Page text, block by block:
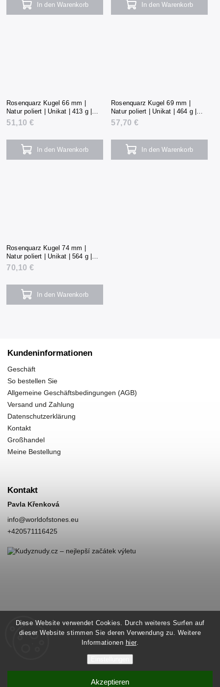
Diese Website verwendet Cookies. Durch weiteres Surfen auf
dieser Website stimmen Sie deren Verwendung zu. Weitere
Informationen hier.
Akzeptieren
In den Warenkorb In den Warenkorb
Rosenquarz Kugel 66 mm |
Natur poliert | Unikat | 413 g |
Madagaskar
51,10 €
In den Warenkorb
Rosenquarz Kugel 69 mm |
Natur poliert | Unikat | 464 g |
Madagaskar
57,70 €
In den Warenkorb
Rosenquarz Kugel 74 mm |
Natur poliert | Unikat | 564 g |
Madagaskar
70,10 €
In den Warenkorb
Kundeninformationen
Geschäft
So bestellen Sie
Allgemeine Geschäftsbedingungen (AGB)
Versand und Zahlung
Datenschutzerklärung
Kontakt
Großhandel
Meine Bestellung
Kontakt
Pavla Křenková
info@worldofstones.eu
+420571116425
World of Stones. Alle Rechte vorbehalten.